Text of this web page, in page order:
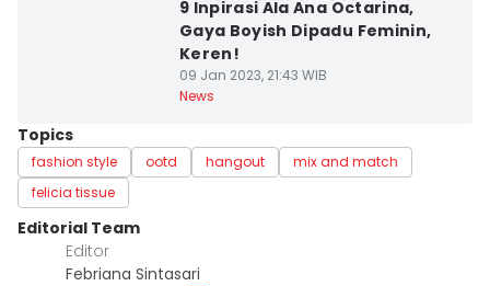
9 Inpirasi Ala Ana Octarina,
Gaya Boyish Dipadu Feminin,
Keren!
09 Jan 2023, 21:43 WIB
News
Topics
fashion style ootd hangout
mix and match
felicia tissue
Editorial Team
Editor
Febriana Sintasari